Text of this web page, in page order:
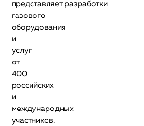
представляет разработки
газового
оборудования
и
услуг
от
400
российских
и
международных
участников.